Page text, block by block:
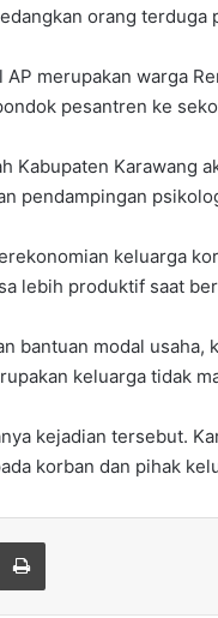
orang
merupakan warga
pesantren ke
Kabupaten Karawang
pendampingan
keluarga
lebih produktif saat
bantuan modal usaha,
keluarga tidak
kejadian tersebut.
korban dan pihak
Email Print